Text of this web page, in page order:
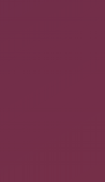
formatage par exemple)
était, par
obtenir son nouvel UUID
49ad-8b93-a92b5d2e53a0"
: